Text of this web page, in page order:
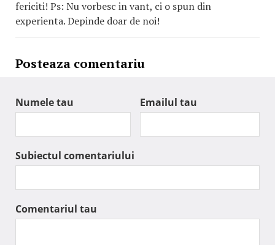
fericiti! Ps: Nu vorbesc in vant, ci o spun din
experienta. Depinde doar de noi!
Posteaza comentariu
Numele tau Emailul tau
Subiectul comentariului
Comentariul tau